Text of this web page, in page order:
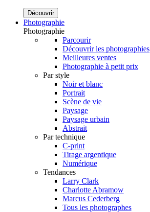
Découvrir
Photographie
Photographie
Parcourir
Découvrir les photographies
Meilleures ventes
Photographie à petit prix
Par style
Noir et blanc
Portrait
Scène de vie
Paysage
Paysage urbain
Abstrait
Par technique
C-print
Tirage argentique
Numérique
Tendances
Larry Clark
Charlotte Abramow
Marcus Cederberg
Tous les photographes